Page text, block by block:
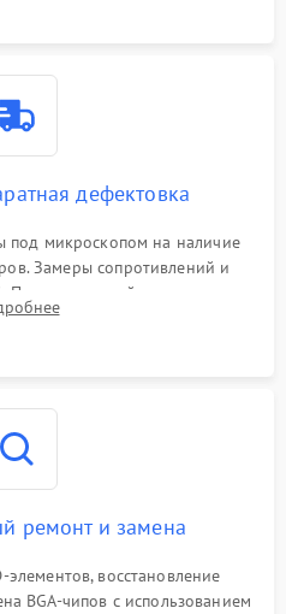
дефектовка
под микроскопом на наличие
Замеры сопротивлений и
Проверка цепей питания,
и видеочипа.
ремонт и замена
восстановление
BGA-чипов с использованием